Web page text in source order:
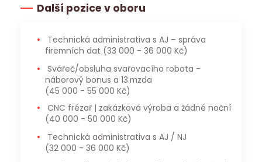
Další pozice v oboru
firemních dat (33 000 - 36 000 Kč)
náborový bonus a 13.mzda
(45 000 - 55 000 Kč)
CNC frézař | zakázková výroba a žádné noční
(40 000 - 50 000 Kč)
Technická administrativa s AJ / NJ
(32 000 - 36 000 Kč)